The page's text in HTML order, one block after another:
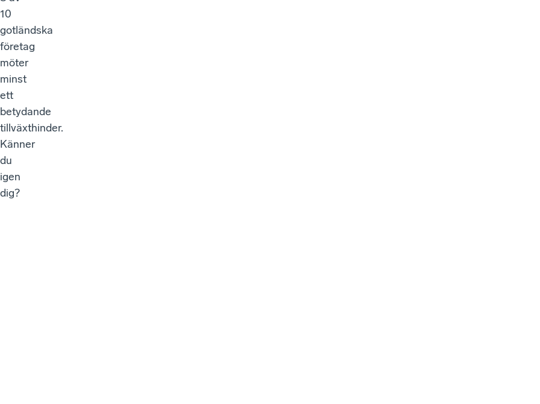
10
gotländska
företag
möter
minst
ett
betydande
tillväxthinder.
Känner
du
igen
dig?